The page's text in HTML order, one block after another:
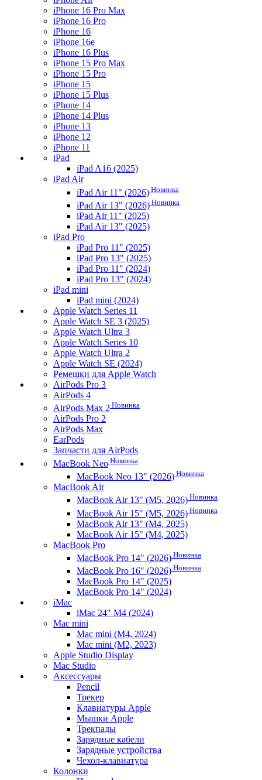
iPhone 16 Pro Max
iPhone 16 Pro
iPhone 16
iPhone 16e
iPhone 16 Plus
iPhone 15 Pro Max
iPhone 15 Pro
iPhone 15
iPhone 15 Plus
iPhone 14
iPhone 14 Plus
iPhone 13
iPhone 12
iPhone 11
iPad
iPad A16 (2025)
iPad Air
iPad Air 11" (2026) Новинка
iPad Air 13" (2026) Новинка
iPad Air 11" (2025)
iPad Air 13" (2025)
iPad Pro
iPad Pro 11" (2025)
iPad Pro 13" (2025)
iPad Pro 11" (2024)
iPad Pro 13" (2024)
iPad mini
iPad mini (2024)
Apple Watch Series 11
Apple Watch SE 3 (2025)
Apple Watch Ultra 3
Apple Watch Series 10
Apple Watch Ultra 2
Apple Watch SE (2024)
Ремешки для Apple Watch
AirPods Pro 3
AirPods 4
AirPods Max 2 Новинка
AirPods Pro 2
AirPods Max
EarPods
Запчасти для AirPods
MacBook Neo Новинка
MacBook Neo 13" (2026) Новинка
MacBook Air
MacBook Air 13" (M5, 2026) Новинка
MacBook Air 15" (M5, 2026) Новинка
MacBook Air 13" (M4, 2025)
MacBook Air 15" (M4, 2025)
MacBook Pro
MacBook Pro 14" (2026) Новинка
MacBook Pro 16" (2026) Новинка
MacBook Pro 14" (2025)
MacBook Pro 14" (2024)
iMac
iMac 24" M4 (2024)
Mac mini
Mac mini (M4, 2024)
Mac mini (M2, 2023)
Apple Studio Display
Mac Studio
Аксессуары
Pencil
Трекер
Клавиатуры Apple
Мышки Apple
Трекпады
Зарядные кабели
Зарядные устройства
Чехол-клавиатура
Колонки